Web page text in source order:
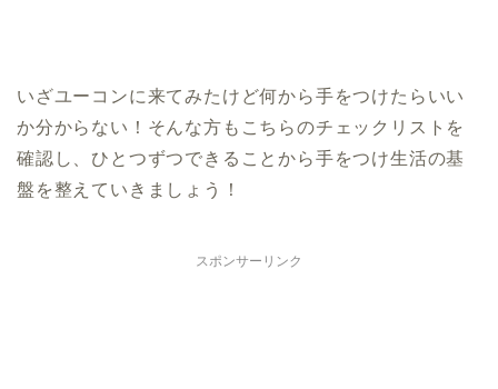
いざユーコンに来てみたけど何から手をつけたらいい
か分からない！そんな方もこちらのチェックリストを
確認し、ひとつずつできることから手をつけ生活の基
盤を整えていきましょう！
スポンサーリンク